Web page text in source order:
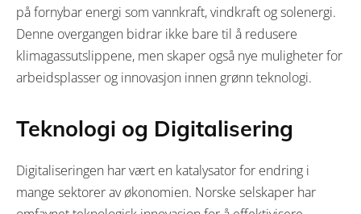
på fornybar energi som vannkraft, vindkraft og solenergi.
Denne overgangen bidrar ikke bare til å redusere
klimagassutslippene, men skaper også nye muligheter for
arbeidsplasser og innovasjon innen grønn teknologi.
Teknologi og Digitalisering
Digitaliseringen har vært en katalysator for endring i
mange sektorer av økonomien. Norske selskaper har